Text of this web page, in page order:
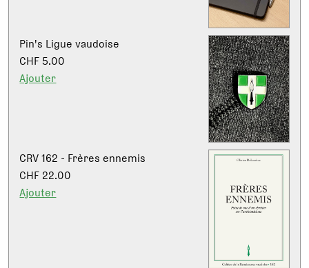
Pin's Ligue vaudoise
CHF 5.00
Ajouter
CRV 162 - Frères ennemis
CHF 22.00
Ajouter